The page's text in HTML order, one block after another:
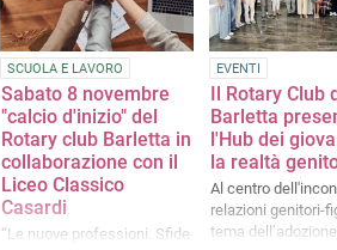
SCUOLA E LAVORO
Sabato 8 novembre
"calcio d'inizio" del
Rotary club Barletta in
collaborazione con il
Liceo Classico
Casardi
“Le nuove professioni. Sfide
EVENTI
Il Rotary Club
Barletta
l'Hub dei
la realtà
Al centro
relazioni genitori-
tema dell’adozione